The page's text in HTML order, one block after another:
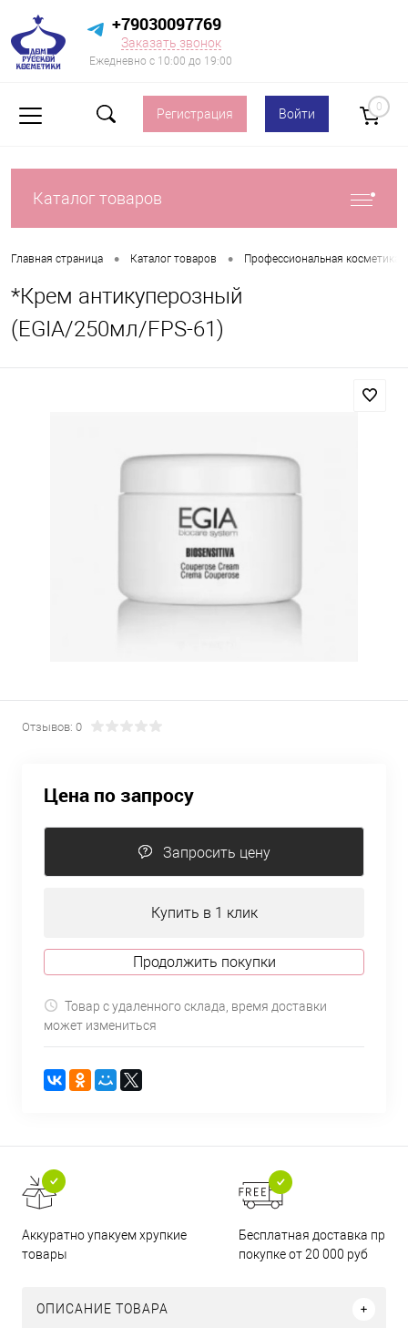
+79030097769
Заказать звонок
Ежедневно с 10:00 до 19:00
Регистрация Войти 0
Каталог товаров
Главная страница • Каталог товаров • Профессиональная косметика
*Крем антикуперозный
(EGIA/250мл/FPS-61)
Отзывов: 0
Цена по запросу
Запросить цену
Купить в 1 клик
Продолжить покупки
Товар с удаленного склада, время доставки
может измениться
Аккуратно упакуем хрупкие
товары
Бесплатная доставка при
покупке от 20 000 руб
ОПИСАНИЕ ТОВАРА